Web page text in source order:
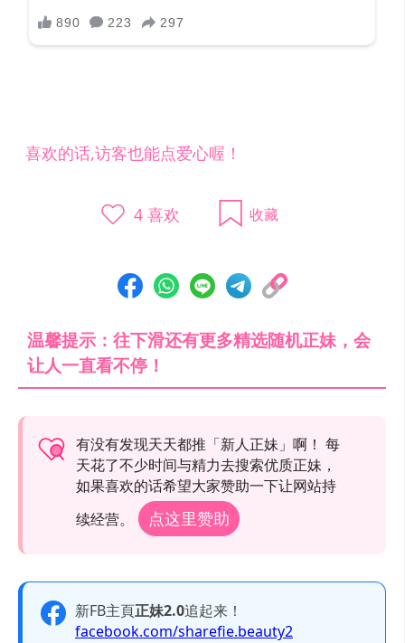
喜欢的话,访客也能点爱心喔！
4喜欢 收藏
温馨提示：往下滑还有更多精选随机正妹，会
让人一直看不停！
有没有发现天天都推「新人正妹」啊！ 每
天花了不少时间与精力去搜索优质正妹，
如果喜欢的话希望大家赞助一下让网站持
续经营。
点这里赞助
新FB主頁正妹2.0追起来！
facebook.com/sharefie.beauty2